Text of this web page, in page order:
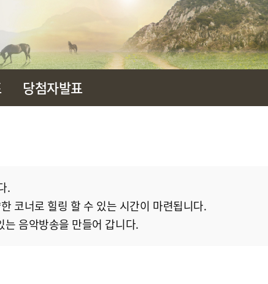
당첨자발표
.
코너로 힐링 할 수 있는 시간이 마련됩니다.
음악방송을 만들어 갑니다.